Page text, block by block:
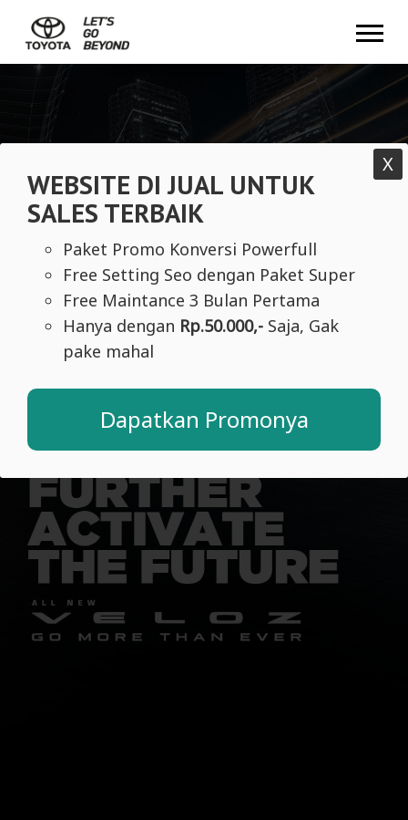
WEBSITE DI JUAL UNTUK
SALES TERBAIK
Paket Promo Konversi Powerfull
Free Setting Seo dengan Paket Super
Free Maintance 3 Bulan Pertama
Hanya dengan Rp.50.000,-Saja, Gak
pake mahal
Dapatkan Promonya
X